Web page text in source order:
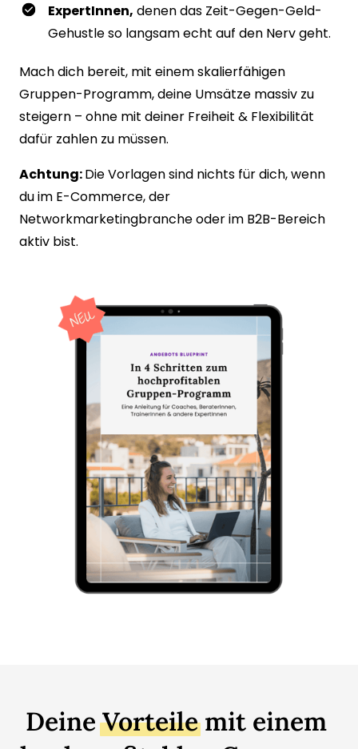
ExpertInnen, denen das Zeit-Gegen-Geld-
Gehustle so langsam echt auf den Nerv geht.
Mach dich bereit, mit einem skalierfähigen
Gruppen-Programm, deine Umsätze massiv zu
steigern – ohne mit deiner Freiheit & Flexibilität
dafür zahlen zu müssen.
Achtung: Die Vorlagen sind nichts für dich, wenn
du im E-Commerce, der
Networkmarketingbranche oder im B2B-Bereich
aktiv bist.
Deine Vorteile mit einem